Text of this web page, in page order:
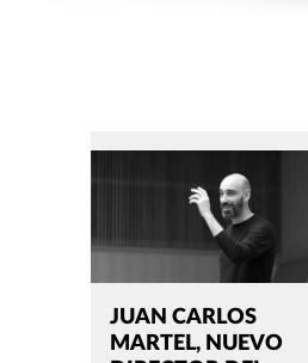
JUAN CARLOS
MARTEL, NUEVO